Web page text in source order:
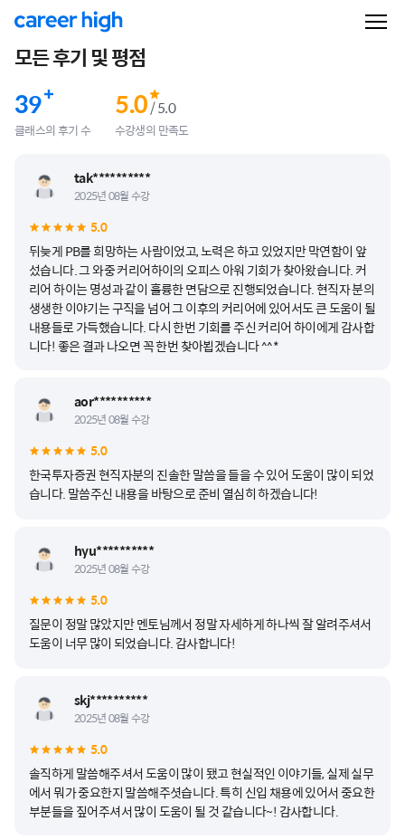
모든 후기 및 평점
39
클래스의 후기 수
5.0/ 5.0
수강생의 만족도
tak**********
2025년 08월 수강
5.0
뒤늦게 PB를 희망하는 사람이었고, 노력은 하고 있었지만 막연함이 앞
섰습니다. 그 와중 커리어하이의 오피스 아워 기회가 찾아왔습니다. 커
리어 하이는 명성과 같이 훌륭한 면담으로 진행되었습니다. 현직자 분의
생생한 이야기는 구직을 넘어 그 이후의 커리어에 있어서도 큰 도움이 될
내용들로 가득했습니다. 다시 한번 기회를 주신 커리어 하이에게 감사합
니다! 좋은 결과 나오면 꼭 한번 찾아뵙겠습니다 ^^*
aor**********
2025년 08월 수강
5.0
한국투자증권 현직자분의 진솔한 말씀을 들을 수 있어 도움이 많이 되었
습니다. 말씀주신 내용을 바탕으로 준비 열심히 하겠습니다!
hyu**********
2025년 08월 수강
5.0
질문이 정말 많았지만 멘토님께서 정말 자세하게 하나씩 잘 알려주셔서
도움이 너무 많이 되었습니다. 감사합니다!
skj**********
2025년 08월 수강
5.0
솔직하게 말씀해주셔서 도움이 많이 됐고 현실적인 이야기들, 실제 실무
에서 뭐가 중요한지 말씀해주셧습니다. 특히 신입 채용에 있어서 중요한
부분들을 짚어주셔서 많이 도움이 될 것 같습니다~! 감사합니다.